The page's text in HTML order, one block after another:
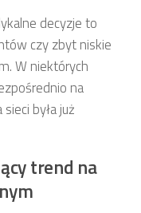
decyzje to
czy zbyt niskie
W niektórych
na
była już
trend na